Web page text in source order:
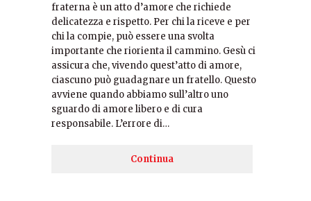
fraterna è un atto d’amore che richiede
delicatezza e rispetto. Per chi la riceve e per
chi la compie, può essere una svolta
importante che riorienta il cammino. Gesù ci
assicura che, vivendo quest’atto di amore,
ciascuno può guadagnare un fratello. Questo
avviene quando abbiamo sull’altro uno
sguardo di amore libero e di cura
responsabile. L’errore di…
Continua